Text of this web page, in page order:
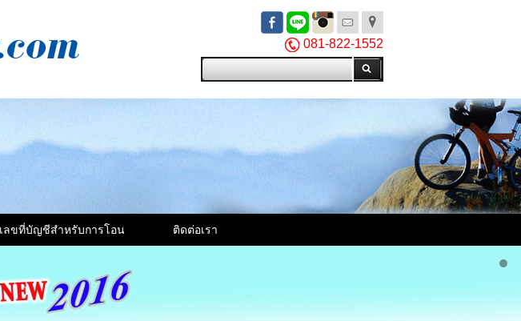
081-822-1552
เลขที่บัญชีสำหรับการโอน ติดต่อเรา